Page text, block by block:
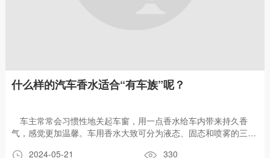
什么样的汽车香水适合“有车族”呢？
车主常常会习惯性地关起车窗，用一点香水给车内带来持久香
气，感觉更加温馨。车用香水大致可分为液态、固态和喷雾的三种
2024-05-21 330